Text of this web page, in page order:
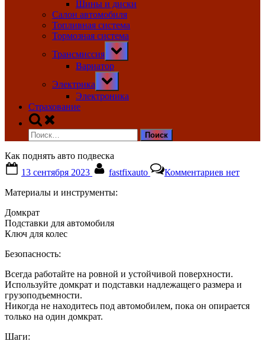
Шины и диски
Салон автомобиля
Топливная система
Тормозная система
Трансмиссия
Toggle
sub-
menu
Вариатор
Электрика
Toggle
sub-
menu
Электроника
Страхование
Toggle
search
form
Найти:
Как поднять авто подвеска
on
13 сентября 2023 fastfixauto Комментариевзаписи
нет
Материалы и инструменты:
Домкрат
Подставки для автомобиля
Ключ для колес
Безопасность:
Всегда работайте на ровной и устойчивой поверхности.
Используйте домкрат и подставки надлежащего размера и
грузоподъемности.
Никогда не находитесь под автомобилем, пока он опирается
только на один домкрат.
Шаги: